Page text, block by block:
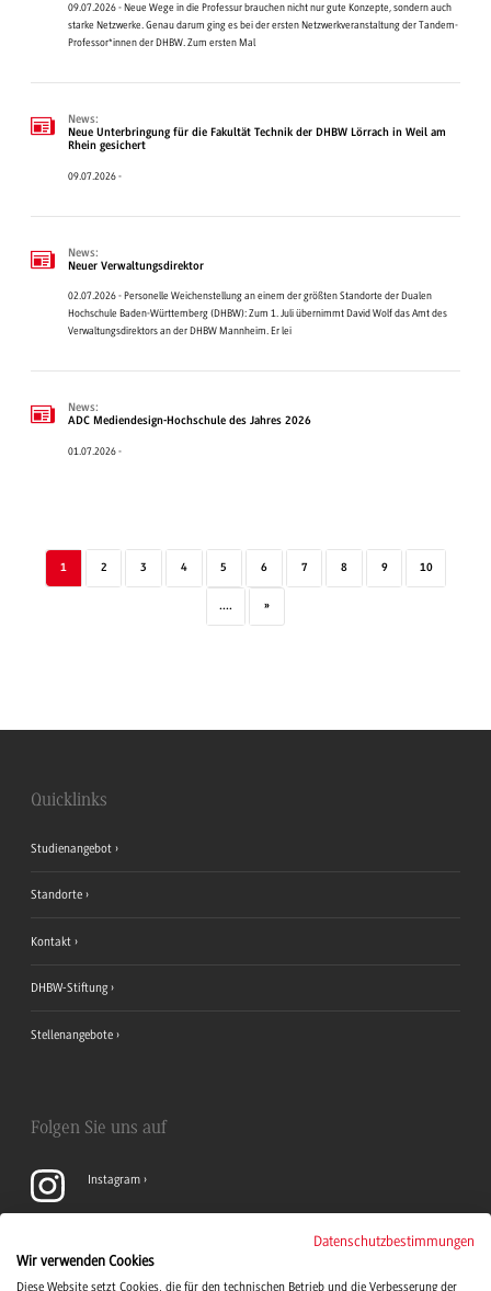
09.07.2026 - Neue Wege in die Professur brauchen nicht nur gute Konzepte, sondern auch
starke Netzwerke. Genau darum ging es bei der ersten Netzwerkveranstaltung der Tandem-
Professor*innen der DHBW. Zum ersten Mal
News:
Neue Unterbringung für die Fakultät Technik der DHBW Lörrach in Weil am
Rhein gesichert
09.07.2026 -
News:
Neuer Verwaltungsdirektor
02.07.2026 - Personelle Weichenstellung an einem der größten Standorte der Dualen
Hochschule Baden-Württemberg (DHBW): Zum 1. Juli übernimmt David Wolf das Amt des
Verwaltungsdirektors an der DHBW Mannheim. Er lei
News:
ADC Mediendesign-Hochschule des Jahres 2026
01.07.2026 -
1 2 3 4 5 6 7 8 9 10
.... »
Quicklinks
Studienangebot
Standorte
Kontakt
DHBW-Stiftung
Stellenangebote
Folgen Sie uns auf
Instagram
Datenschutzbestimmungen
Wir verwenden Cookies
Diese Website setzt Cookies, die für den technischen Betrieb und die Verbesserung der